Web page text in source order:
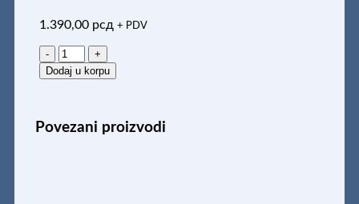
1.390,00 рсд + PDV
BUSAC
DELI
LAKO
količina
Dodaj u korpu
Povezani proizvodi